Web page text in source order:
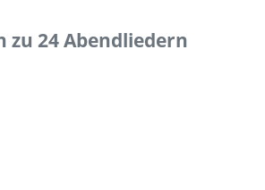
zu 24 Abendliedern